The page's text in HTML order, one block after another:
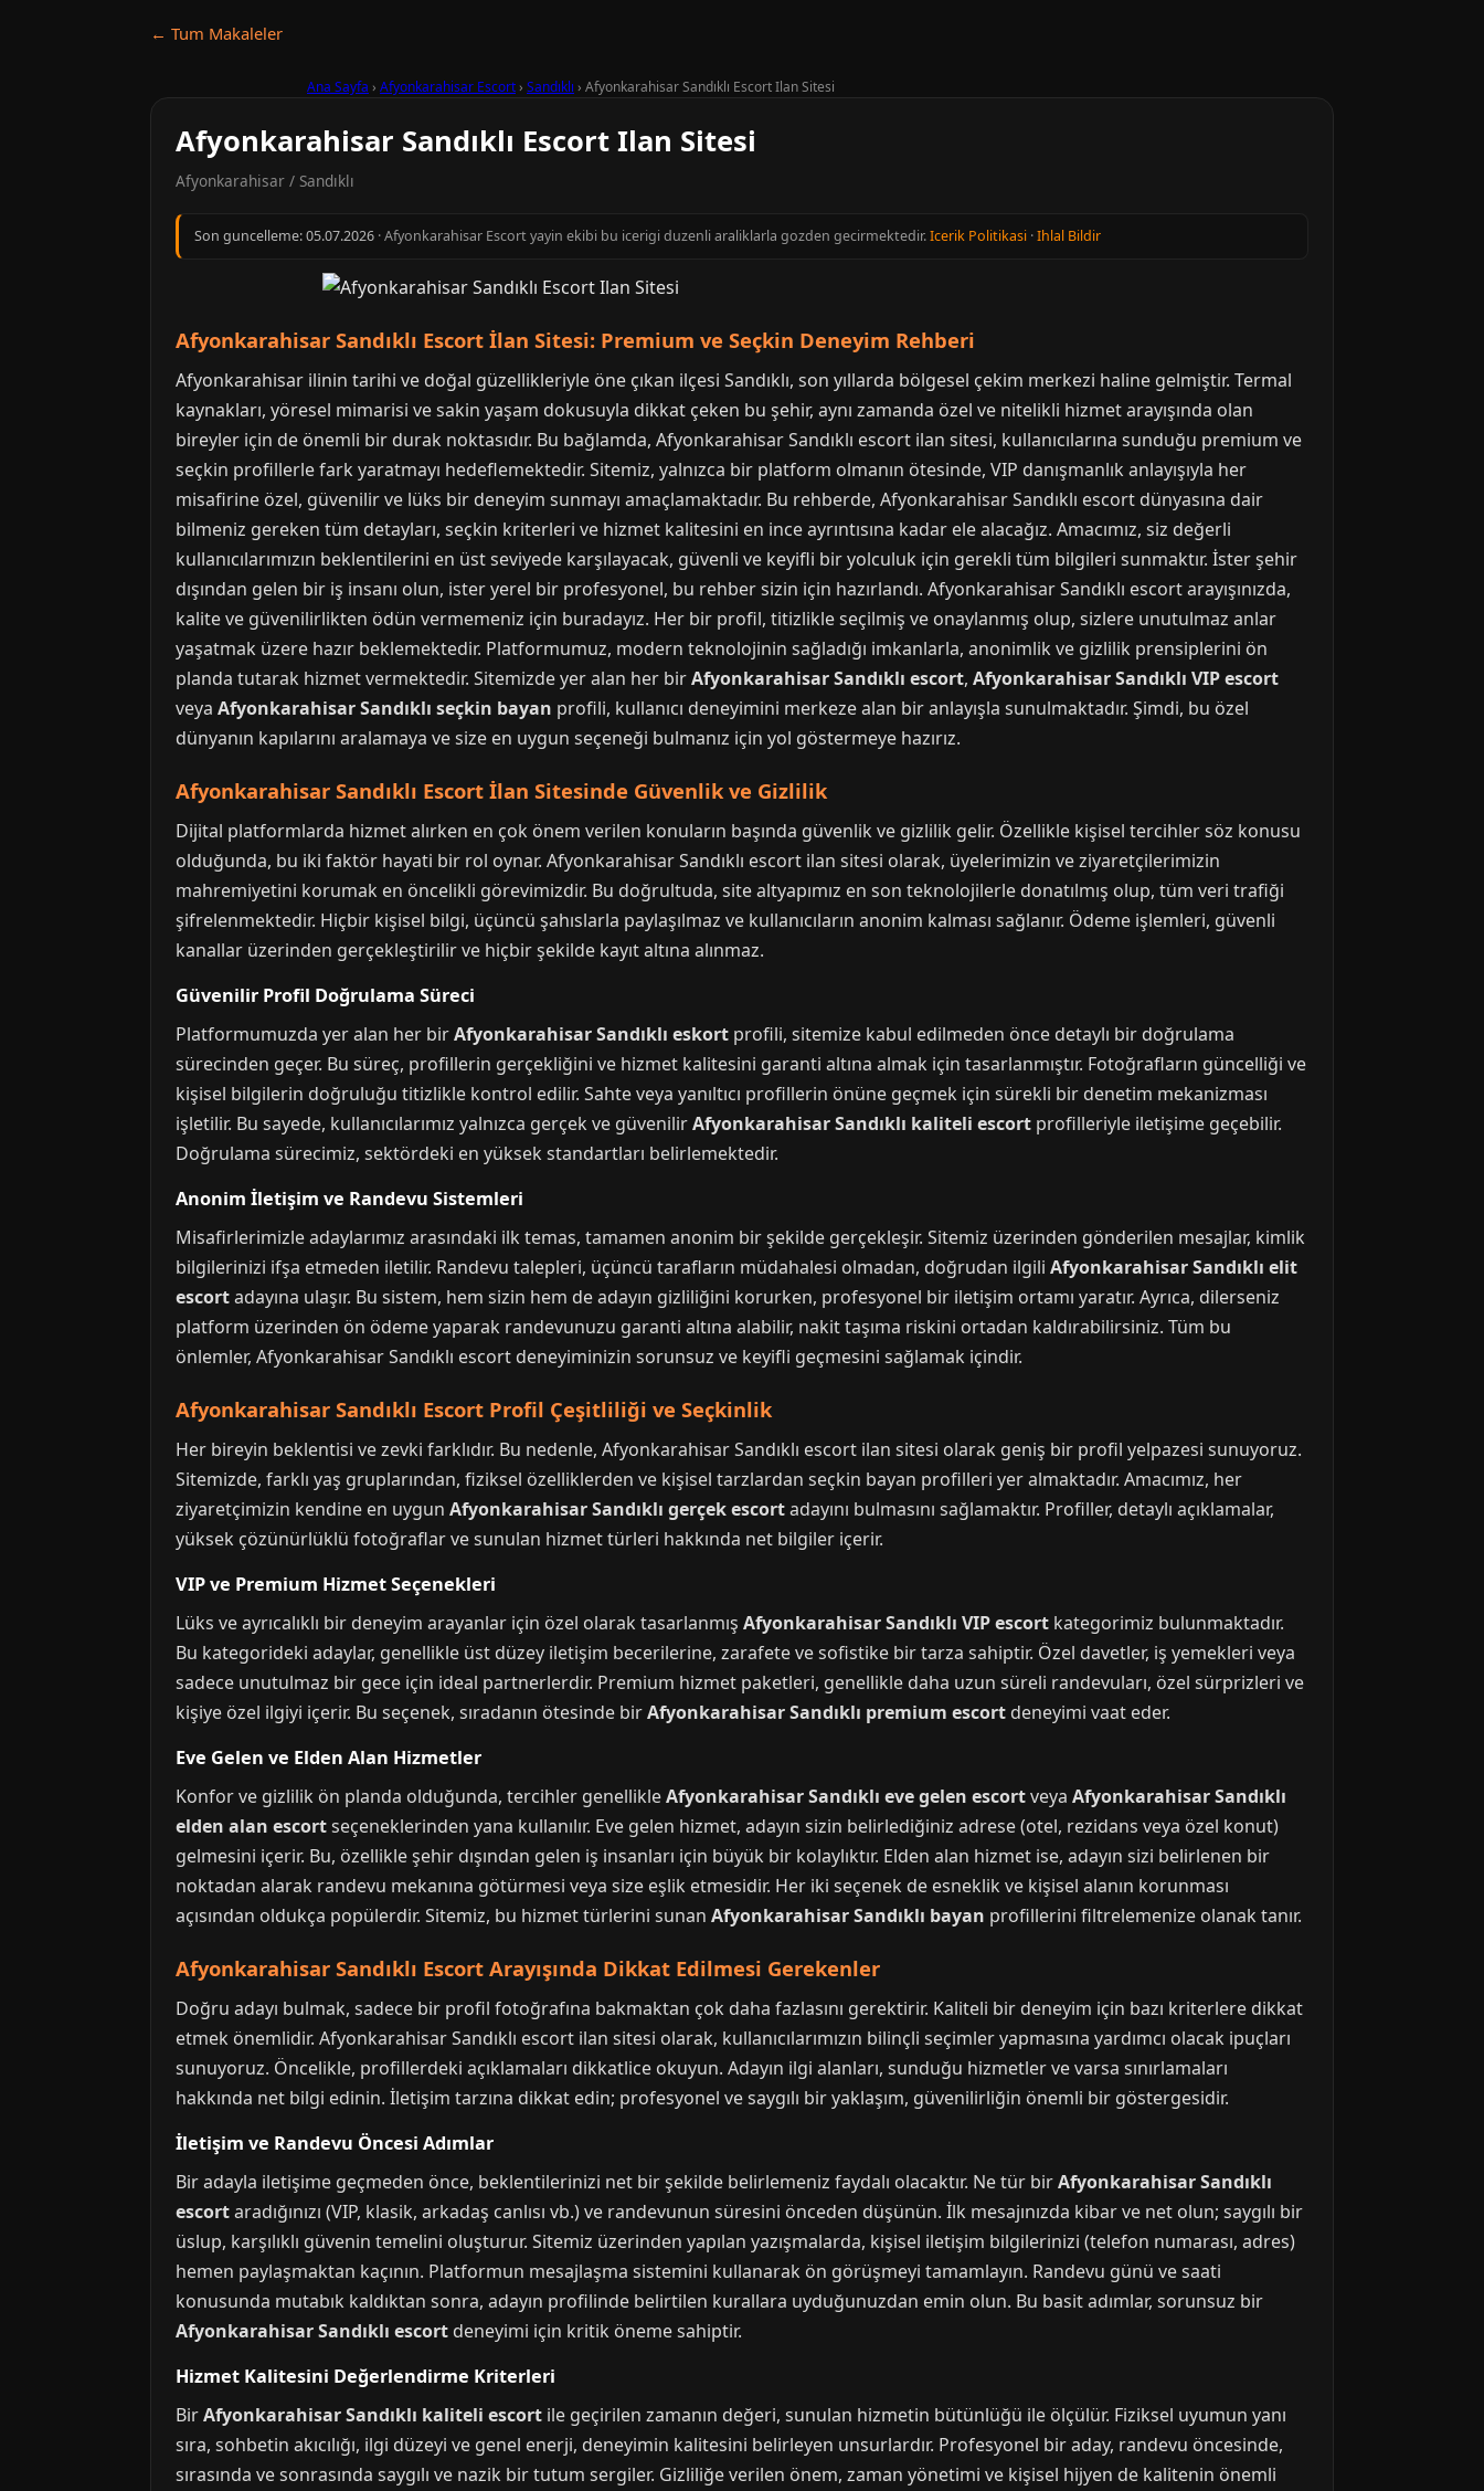
← Tum Makaleler
Ana Sayfa › Afyonkarahisar Escort› Sandıklı › Afyonkarahisar Sandıklı Escort Ilan Sitesi
Afyonkarahisar Sandıklı Escort Ilan Sitesi
Afyonkarahisar / Sandıklı
Son guncelleme:05.07.2026 · Afyonkarahisar Escort yayin ekibi bu icerigi duzenli araliklarla gozden gecirmektedir.Icerik Politikasi ·Ihlal Bildir
Afyonkarahisar Sandıklı Escort İlan Sitesi: Premium ve Seçkin Deneyim Rehberi
Afyonkarahisar ilinin tarihi ve doğal güzellikleriyle öne çıkan ilçesi Sandıklı, son yıllarda bölgesel çekim merkezi haline gelmiştir. Termal
kaynakları, yöresel mimarisi ve sakin yaşam dokusuyla dikkat çeken bu şehir, aynı zamanda özel ve nitelikli hizmet arayışında olan
bireyler için de önemli bir durak noktasıdır. Bu bağlamda, Afyonkarahisar Sandıklı escort ilan sitesi, kullanıcılarına sunduğu premium ve
seçkin profillerle fark yaratmayı hedeflemektedir. Sitemiz, yalnızca bir platform olmanın ötesinde, VIP danışmanlık anlayışıyla her
misafirine özel, güvenilir ve lüks bir deneyim sunmayı amaçlamaktadır. Bu rehberde, Afyonkarahisar Sandıklı escort dünyasına dair
bilmeniz gereken tüm detayları, seçkin kriterleri ve hizmet kalitesini en ince ayrıntısına kadar ele alacağız. Amacımız, siz değerli
kullanıcılarımızın beklentilerini en üst seviyede karşılayacak, güvenli ve keyifli bir yolculuk için gerekli tüm bilgileri sunmaktır. İster şehir
dışından gelen bir iş insanı olun, ister yerel bir profesyonel, bu rehber sizin için hazırlandı. Afyonkarahisar Sandıklı escort arayışınızda,
kalite ve güvenilirlikten ödün vermemeniz için buradayız. Her bir profil, titizlikle seçilmiş ve onaylanmış olup, sizlere unutulmaz anlar
yaşatmak üzere hazır beklemektedir. Platformumuz, modern teknolojinin sağladığı imkanlarla, anonimlik ve gizlilik prensiplerini ön
planda tutarak hizmet vermektedir. Sitemizde yer alan her birAfyonkarahisar Sandıklı escort, Afyonkarahisar Sandıklı VIP escort
veya Afyonkarahisar Sandıklı seçkin bayan profili, kullanıcı deneyimini merkeze alan bir anlayışla sunulmaktadır. Şimdi, bu özel
dünyanın kapılarını aralamaya ve size en uygun seçeneği bulmanız için yol göstermeye hazırız.
Afyonkarahisar Sandıklı Escort İlan Sitesinde Güvenlik ve Gizlilik
Dijital platformlarda hizmet alırken en çok önem verilen konuların başında güvenlik ve gizlilik gelir. Özellikle kişisel tercihler söz konusu
olduğunda, bu iki faktör hayati bir rol oynar. Afyonkarahisar Sandıklı escort ilan sitesi olarak, üyelerimizin ve ziyaretçilerimizin
mahremiyetini korumak en öncelikli görevimizdir. Bu doğrultuda, site altyapımız en son teknolojilerle donatılmış olup, tüm veri trafiği
şifrelenmektedir. Hiçbir kişisel bilgi, üçüncü şahıslarla paylaşılmaz ve kullanıcıların anonim kalması sağlanır. Ödeme işlemleri, güvenli
kanallar üzerinden gerçekleştirilir ve hiçbir şekilde kayıt altına alınmaz.
Güvenilir Profil Doğrulama Süreci
Platformumuzda yer alan her birAfyonkarahisar Sandıklı eskort profili, sitemize kabul edilmeden önce detaylı bir doğrulama
sürecinden geçer. Bu süreç, profillerin gerçekliğini ve hizmet kalitesini garanti altına almak için tasarlanmıştır. Fotoğrafların güncelliği ve
kişisel bilgilerin doğruluğu titizlikle kontrol edilir. Sahte veya yanıltıcı profillerin önüne geçmek için sürekli bir denetim mekanizması
işletilir. Bu sayede, kullanıcılarımız yalnızca gerçek ve güvenilirAfyonkarahisar Sandıklı kaliteli escort profilleriyle iletişime geçebilir.
Doğrulama sürecimiz, sektördeki en yüksek standartları belirlemektedir.
Anonim İletişim ve Randevu Sistemleri
Misafirlerimizle adaylarımız arasındaki ilk temas, tamamen anonim bir şekilde gerçekleşir. Sitemiz üzerinden gönderilen mesajlar, kimlik
bilgilerinizi ifşa etmeden iletilir. Randevu talepleri, üçüncü tarafların müdahalesi olmadan, doğrudan ilgili Afyonkarahisar Sandıklı elit
escortadayına ulaşır. Bu sistem, hem sizin hem de adayın gizliliğini korurken, profesyonel bir iletişim ortamı yaratır. Ayrıca, dilerseniz
platform üzerinden ön ödeme yaparak randevunuzu garanti altına alabilir, nakit taşıma riskini ortadan kaldırabilirsiniz. Tüm bu
önlemler, Afyonkarahisar Sandıklı escort deneyiminizin sorunsuz ve keyifli geçmesini sağlamak içindir.
Afyonkarahisar Sandıklı Escort Profil Çeşitliliği ve Seçkinlik
Her bireyin beklentisi ve zevki farklıdır. Bu nedenle, Afyonkarahisar Sandıklı escort ilan sitesi olarak geniş bir profil yelpazesi sunuyoruz.
Sitemizde, farklı yaş gruplarından, fiziksel özelliklerden ve kişisel tarzlardan seçkin bayan profilleri yer almaktadır. Amacımız, her
ziyaretçimizin kendine en uygun Afyonkarahisar Sandıklı gerçek escortadayını bulmasını sağlamaktır. Profiller, detaylı açıklamalar,
yüksek çözünürlüklü fotoğraflar ve sunulan hizmet türleri hakkında net bilgiler içerir.
VIP ve Premium Hizmet Seçenekleri
Lüks ve ayrıcalıklı bir deneyim arayanlar için özel olarak tasarlanmış Afyonkarahisar Sandıklı VIP escort kategorimiz bulunmaktadır.
Bu kategorideki adaylar, genellikle üst düzey iletişim becerilerine, zarafete ve sofistike bir tarza sahiptir. Özel davetler, iş yemekleri veya
sadece unutulmaz bir gece için ideal partnerlerdir. Premium hizmet paketleri, genellikle daha uzun süreli randevuları, özel sürprizleri ve
kişiye özel ilgiyi içerir. Bu seçenek, sıradanın ötesinde birAfyonkarahisar Sandıklı premium escort deneyimi vaat eder.
Eve Gelen ve Elden Alan Hizmetler
Konfor ve gizlilik ön planda olduğunda, tercihler genellikleAfyonkarahisar Sandıklı eve gelen escortveya Afyonkarahisar Sandıklı
elden alan escortseçeneklerinden yana kullanılır. Eve gelen hizmet, adayın sizin belirlediğiniz adrese (otel, rezidans veya özel konut)
gelmesini içerir. Bu, özellikle şehir dışından gelen iş insanları için büyük bir kolaylıktır. Elden alan hizmet ise, adayın sizi belirlenen bir
noktadan alarak randevu mekanına götürmesi veya size eşlik etmesidir. Her iki seçenek de esneklik ve kişisel alanın korunması
açısından oldukça popülerdir. Sitemiz, bu hizmet türlerini sunan Afyonkarahisar Sandıklı bayan profillerini filtrelemenize olanak tanır.
Afyonkarahisar Sandıklı Escort Arayışında Dikkat Edilmesi Gerekenler
Doğru adayı bulmak, sadece bir profil fotoğrafına bakmaktan çok daha fazlasını gerektirir. Kaliteli bir deneyim için bazı kriterlere dikkat
etmek önemlidir. Afyonkarahisar Sandıklı escort ilan sitesi olarak, kullanıcılarımızın bilinçli seçimler yapmasına yardımcı olacak ipuçları
sunuyoruz. Öncelikle, profillerdeki açıklamaları dikkatlice okuyun. Adayın ilgi alanları, sunduğu hizmetler ve varsa sınırlamaları
hakkında net bilgi edinin. İletişim tarzına dikkat edin; profesyonel ve saygılı bir yaklaşım, güvenilirliğin önemli bir göstergesidir.
İletişim ve Randevu Öncesi Adımlar
Bir adayla iletişime geçmeden önce, beklentilerinizi net bir şekilde belirlemeniz faydalı olacaktır. Ne tür birAfyonkarahisar Sandıklı
escortaradığınızı (VIP, klasik, arkadaş canlısı vb.) ve randevunun süresini önceden düşünün. İlk mesajınızda kibar ve net olun; saygılı bir
üslup, karşılıklı güvenin temelini oluşturur. Sitemiz üzerinden yapılan yazışmalarda, kişisel iletişim bilgilerinizi (telefon numarası, adres)
hemen paylaşmaktan kaçının. Platformun mesajlaşma sistemini kullanarak ön görüşmeyi tamamlayın. Randevu günü ve saati
konusunda mutabık kaldıktan sonra, adayın profilinde belirtilen kurallara uyduğunuzdan emin olun. Bu basit adımlar, sorunsuz bir
Afyonkarahisar Sandıklı escort deneyimi için kritik öneme sahiptir.
Hizmet Kalitesini Değerlendirme Kriterleri
BirAfyonkarahisar Sandıklı kaliteli escort ile geçirilen zamanın değeri, sunulan hizmetin bütünlüğü ile ölçülür. Fiziksel uyumun yanı
sıra, sohbetin akıcılığı, ilgi düzeyi ve genel enerji, deneyimin kalitesini belirleyen unsurlardır. Profesyonel bir aday, randevu öncesinde,
sırasında ve sonrasında saygılı ve nazik bir tutum sergiler. Gizliliğe verilen önem, zaman yönetimi ve kişisel hijyen de kalitenin önemli